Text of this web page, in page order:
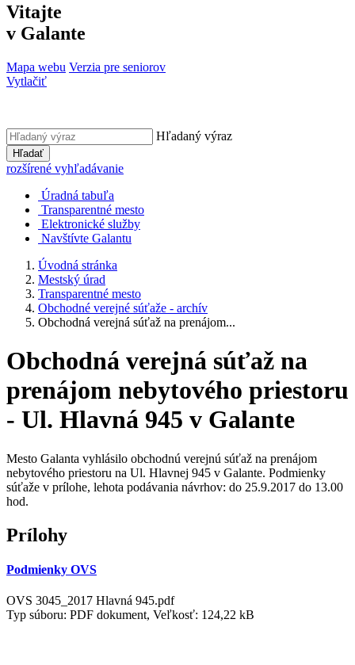
Vitajte
v Galante
Mapa webu Verzia pre seniorov
Vytlačiť
Hľadaný výraz
Hľadať
rozšírené vyhľadávanie
Úradná tabuľa
Transparentné mesto
Elektronické služby
Navštívte Galantu
Úvodná stránka
Mestský úrad
Transparentné mesto
Obchodné verejné súťaže - archív
Obchodná verejná súťaž na prenájom...
Obchodná verejná súťaž na
prenájom nebytového priestoru
- Ul. Hlavná 945 v Galante
Mesto Galanta vyhlásilo obchodnú verejnú súťaž na prenájom
nebytového priestoru na Ul. Hlavnej 945 v Galante. Podmienky
súťaže v prílohe, lehota podávania návrhov: do 25.9.2017 do 13.00
hod.
Prílohy
Podmienky OVS
OVS 3045_2017 Hlavná 945.pdf
Typ súboru: PDF dokument, Veľkosť: 124,22 kB